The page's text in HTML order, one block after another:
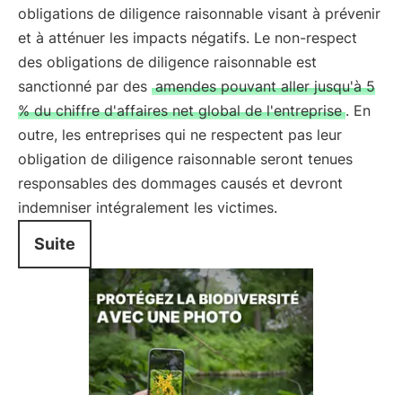
obligations de diligence raisonnable visant à prévenir
et à atténuer les impacts négatifs. Le non-respect
des obligations de diligence raisonnable est
sanctionné par des amendes pouvant aller jusqu'à 5
% du chiffre d'affaires net global de l'entreprise . En
outre, les entreprises qui ne respectent pas leur
obligation de diligence raisonnable seront tenues
responsables des dommages causés et devront
indemniser intégralement les victimes.
Suite